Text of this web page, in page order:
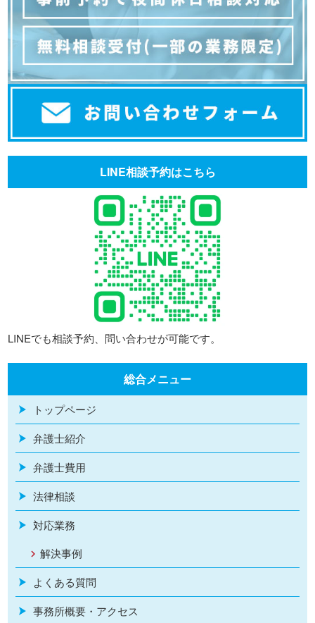
LINE相談予約はこちら
LINEでも相談予約、問い合わせが可能です。
総合メニュー
トップページ
弁護士紹介
弁護士費用
法律相談
対応業務
解決事例
よくある質問
事務所概要・アクセス